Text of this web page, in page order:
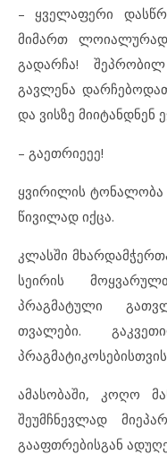
– ყველაფერი
მიმართ
გადარჩა!
გავლენა
და ვისზე მიიტანდნენ
– გაეთრიეეე!
ყვირილის ტონალობა
წივილად იქცა.
კლასში
სეირის
პრაგმატული
თვალები.
ამასობაში, კოღო
შეუმჩნევლად
გააფთრებისგან